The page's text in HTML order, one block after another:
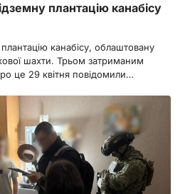
плантацію канабісу
плантацію канабісу, облаштовану
шахти. Трьом затриманим
це 29 квітня повідомили…